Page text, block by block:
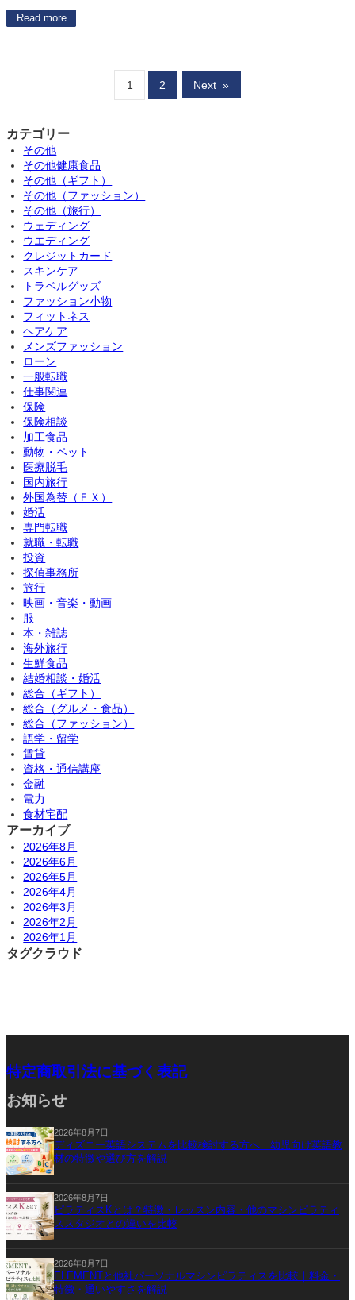
Read more
1 2 Next »
カテゴリー
その他
その他健康食品
その他（ギフト）
その他（ファッション）
その他（旅行）
ウェディング
ウエディング
クレジットカード
スキンケア
トラベルグッズ
ファッション小物
フィットネス
ヘアケア
メンズファッション
ローン
一般転職
仕事関連
保険
保険相談
加工食品
動物・ペット
医療脱毛
国内旅行
外国為替（ＦＸ）
婚活
専門転職
就職・転職
投資
探偵事務所
旅行
映画・音楽・動画
服
本・雑誌
海外旅行
生鮮食品
結婚相談・婚活
総合（ギフト）
総合（グルメ・食品）
総合（ファッション）
語学・留学
賃貸
資格・通信講座
金融
電力
食材宅配
アーカイブ
2026年8月
2026年6月
2026年5月
2026年4月
2026年3月
2026年2月
2026年1月
タグクラウド
特定商取引法に基づく表記
お知らせ
2026年8月7日
ディズニー英語システムを比較検討する方へ｜幼児向け英語教
材の特徴や選び方を解説
2026年8月7日
ピラティスKとは？特徴・レッスン内容・他のマシンピラティ
ススタジオとの違いを比較
2026年8月7日
ELEMENTと他社パーソナルマシンピラティスを比較｜料金・
特徴・通いやすさを解説